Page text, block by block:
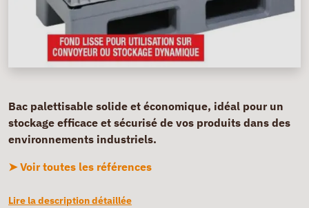
Bac palettisable solide et économique, idéal pour un
stockage efficace et sécurisé de vos produits dans des
environnements industriels.
➤ Voir toutes les références
Lire la description détaillée